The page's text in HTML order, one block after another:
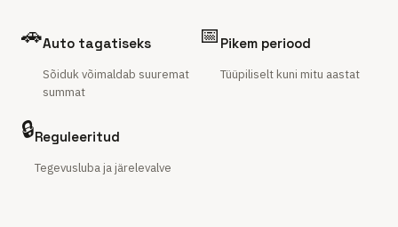
🚗Auto tagatiseks
Sõiduk võimaldab suuremat
summat
📅 Pikem periood
Tüüpiliselt kuni mitu aastat
🔒Reguleeritud
Tegevusluba ja järelevalve